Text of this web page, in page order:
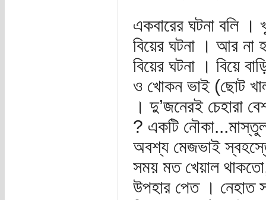
একবারের ঘটনা বলি ।
বিয়ের ঘটনা । আর না
বিয়ের ঘটনা । বিয়ে
ও খোকন ভাই (ছোট
। দু’জনেরই চেহারা
? একটি
অবশ্য মেজভাই স্বহস্তে
সময় মত খেয়াল
উপহার পেত । নেহাত